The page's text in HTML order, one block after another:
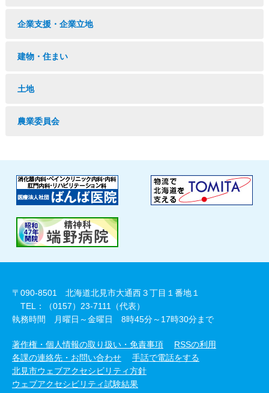
企業支援・企業立地
建物・住まい
土地
農業委員会
〒090-8501 北海道北見市大通西３丁目１番地１
TEL：（0157）23-7111（代表）
執務時間 月曜日～金曜日 8時45分～17時30分まで
著作権・個人情報の取り扱い・免責事項
RSSの利用
各課の連絡先・お問い合わせ
手話で電話をする
北見市ウェブアクセシビリティ方針
ウェブアクセシビリティ試験結果